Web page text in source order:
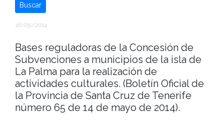
Buscar
16/05/2014
Bases reguladoras de la Concesión de
Subvenciones a municipios de la isla de
La Palma para la realización de
actividades culturales. (Boletín Oficial de
la Provincia de Santa Cruz de Tenerife
número 65 de 14 de mayo de 2014).